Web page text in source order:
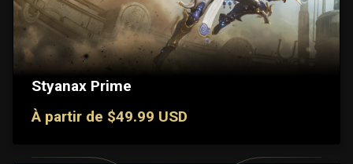
Styanax Prime
À partir de $49.99 USD